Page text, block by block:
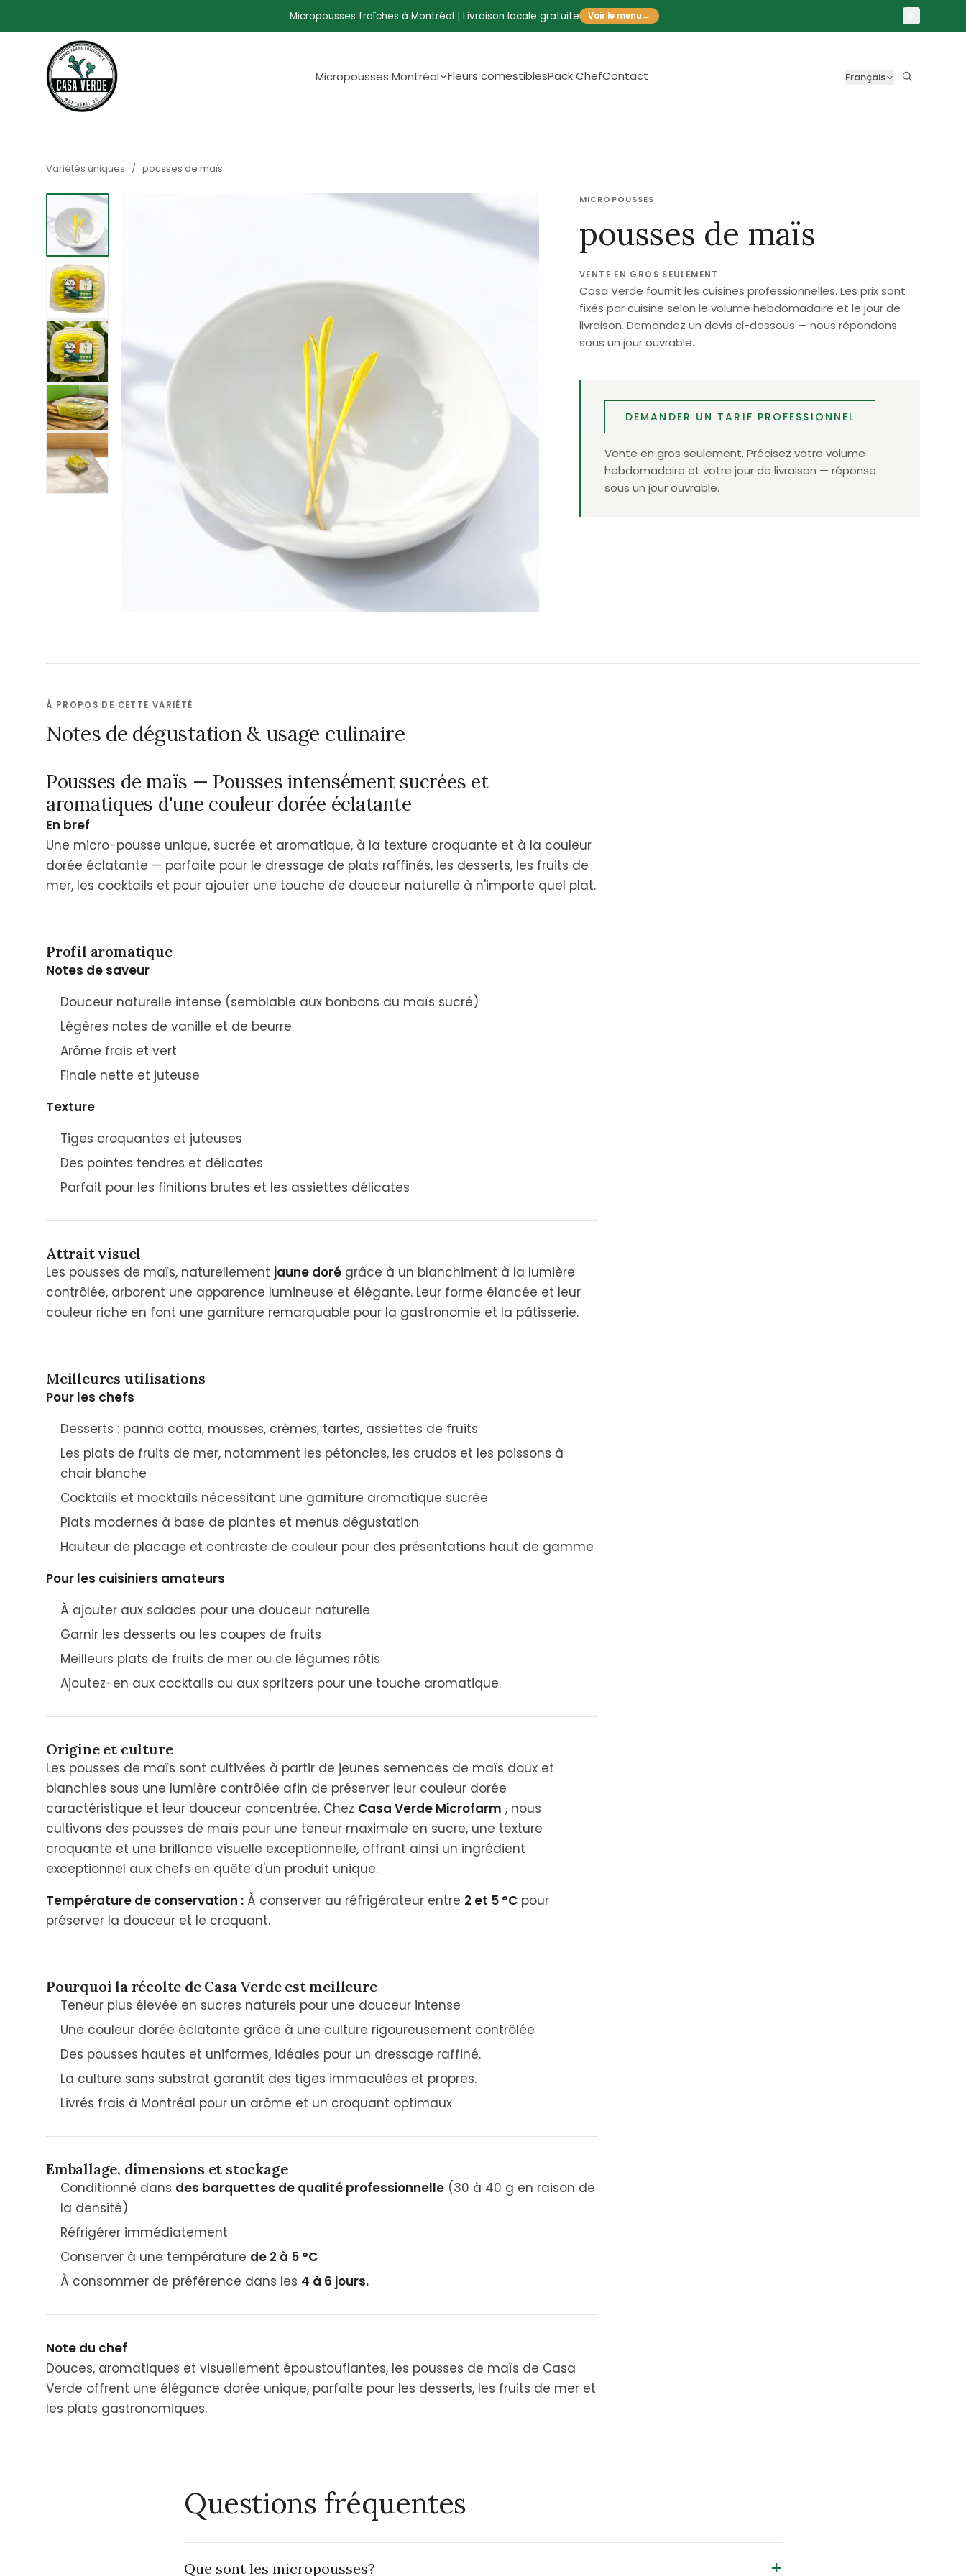
Micropousses fraîches à Montréal | Livraison locale gratuite Voir le menu→
Micropousses Montréal Fleurs comestiblesPack ChefContact Français
Variétés uniques / pousses de maïs
Afficher l'image1
Afficher l'image2
Afficher l'image3
Afficher l'image4
Afficher l'image5
MICROPOUSSES
pousses de maïs
VENTE EN GROS SEULEMENT
Casa Verde fournit les cuisines professionnelles. Les prix sont
fixés par cuisine selon le volume hebdomadaire et le jour de
livraison. Demandez un devis ci-dessous — nous répondons
sous un jour ouvrable.
DEMANDER UN TARIF PROFESSIONNEL
Vente en gros seulement. Précisez votre volume
hebdomadaire et votre jour de livraison — réponse
sous un jour ouvrable.
À PROPOS DE CETTE VARIÉTÉ
Notes de dégustation & usage culinaire
Pousses de maïs — Pousses intensément sucrées et
aromatiques d'une couleur dorée éclatante
En bref
Une micro-pousse unique, sucrée et aromatique, à la texture croquante et à la couleur
dorée éclatante — parfaite pour le dressage de plats raffinés, les desserts, les fruits de
mer, les cocktails et pour ajouter une touche de douceur naturelle à n'importe quel plat.
Profil aromatique
Notes de saveur
Douceur naturelle intense (semblable aux bonbons au maïs sucré)
Légères notes de vanille et de beurre
Arôme frais et vert
Finale nette et juteuse
Texture
Tiges croquantes et juteuses
Des pointes tendres et délicates
Parfait pour les finitions brutes et les assiettes délicates
Attrait visuel
Les pousses de maïs, naturellement jaune doré grâce à un blanchiment à la lumière
contrôlée, arborent une apparence lumineuse et élégante. Leur forme élancée et leur
couleur riche en font une garniture remarquable pour la gastronomie et la pâtisserie.
Meilleures utilisations
Pour les chefs
Desserts : panna cotta, mousses, crèmes, tartes, assiettes de fruits
Les plats de fruits de mer, notamment les pétoncles, les crudos et les poissons à
chair blanche
Cocktails et mocktails nécessitant une garniture aromatique sucrée
Plats modernes à base de plantes et menus dégustation
Hauteur de placage et contraste de couleur pour des présentations haut de gamme
Pour les cuisiniers amateurs
À ajouter aux salades pour une douceur naturelle
Garnir les desserts ou les coupes de fruits
Meilleurs plats de fruits de mer ou de légumes rôtis
Ajoutez-en aux cocktails ou aux spritzers pour une touche aromatique.
Origine et culture
Les pousses de maïs sont cultivées à partir de jeunes semences de maïs doux et
blanchies sous une lumière contrôlée afin de préserver leur couleur dorée
caractéristique et leur douceur concentrée. Chez Casa Verde Microfarm , nous
cultivons des pousses de maïs pour une teneur maximale en sucre, une texture
croquante et une brillance visuelle exceptionnelle, offrant ainsi un ingrédient
exceptionnel aux chefs en quête d'un produit unique.
Température de conservation : À conserver au réfrigérateur entre 2 et 5 °C pour
préserver la douceur et le croquant.
Pourquoi la récolte de Casa Verde est meilleure
Teneur plus élevée en sucres naturels pour une douceur intense
Une couleur dorée éclatante grâce à une culture rigoureusement contrôlée
Des pousses hautes et uniformes, idéales pour un dressage raffiné.
La culture sans substrat garantit des tiges immaculées et propres.
Livrés frais à Montréal pour un arôme et un croquant optimaux
Emballage, dimensions et stockage
Conditionné dans des barquettes de qualité professionnelle (30 à 40 g en raison de
la densité)
Réfrigérer immédiatement
Conserver à une température de 2 à 5 °C
À consommer de préférence dans les 4 à 6 jours.
Note du chef
Douces, aromatiques et visuellement époustouflantes, les pousses de maïs de Casa
Verde offrent une élégance dorée unique, parfaite pour les desserts, les fruits de mer et
les plats gastronomiques.
Questions fréquentes
Que sont les micropousses? +